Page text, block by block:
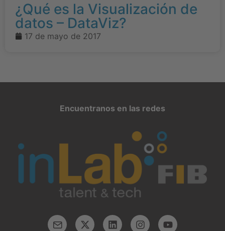
¿Qué es la Visualización de
datos – DataViz?
17 de mayo de 2017
Encuentranos en las redes